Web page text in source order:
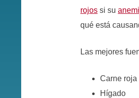
rojos si su
qué está
Las mejores
Carne roja
Hígado